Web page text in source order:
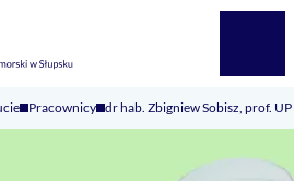
Pracownicy dr hab. Zbigniew Sobisz, prof. UP